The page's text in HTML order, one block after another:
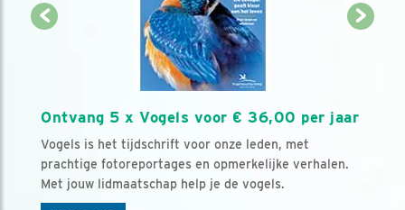
Ontvang 5 x Vogels voor € 36,00 per jaar
Vogels is het tijdschrift voor onze leden, met
prachtige fotoreportages en opmerkelijke verhalen.
Met jouw lidmaatschap help je de vogels.